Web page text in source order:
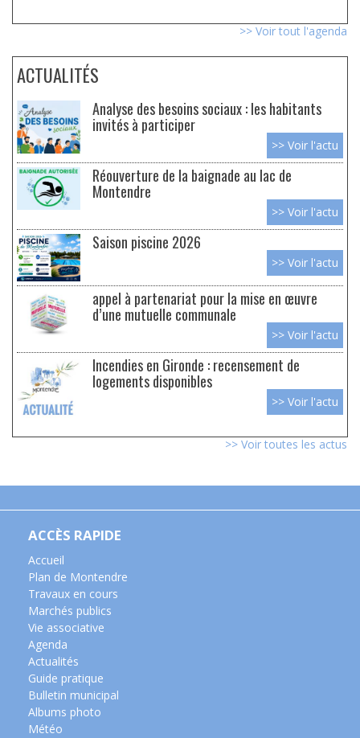
>> Voir tout l'agenda
ACTUALITÉS
Analyse des besoins sociaux : les habitants
invités à participer
>> Voir l'actu
Réouverture de la baignade au lac de
Montendre
>> Voir l'actu
Saison piscine 2026
>> Voir l'actu
appel à partenariat pour la mise en œuvre
d’une mutuelle communale
>> Voir l'actu
Incendies en Gironde : recensement de
logements disponibles
>> Voir l'actu
>> Voir toutes les actus
ACCÈS RAPIDE
Accueil
Plan de Montendre
Travaux en cours
Marchés publics
Vie associative
Agenda
Actualités
Guide pratique
Bulletin municipal
Albums photo
Météo